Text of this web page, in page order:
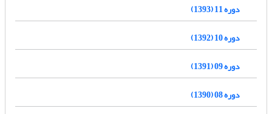
دوره 11 (1393)
دوره 10 (1392)
دوره 09 (1391)
دوره 08 (1390)